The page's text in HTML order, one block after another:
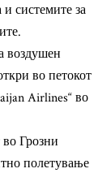
системите за
воздушен
во петокот
Airlines“ во
Грозни
полетување